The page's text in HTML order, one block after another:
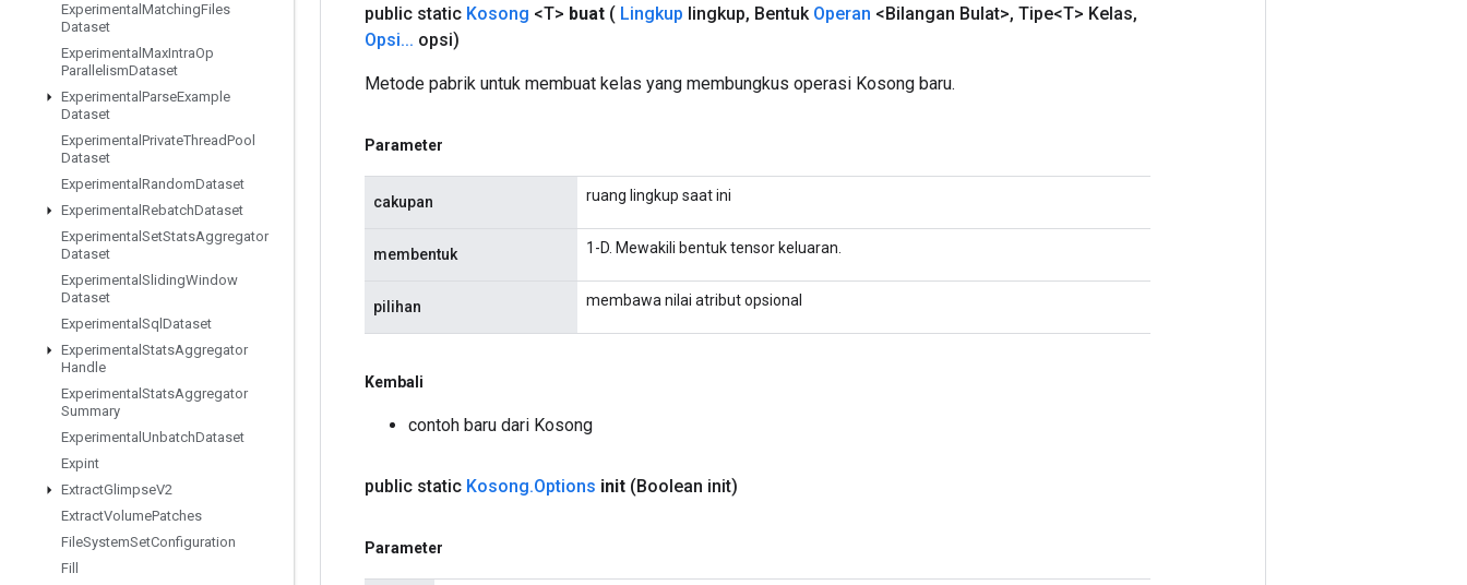
Experimental MatchingFiles
Dataset
Experimental MaxIntraOp
ParallelismDataset
Experimental ParseExample
Dataset
Experimental PrivateThreadPool
Dataset
Experimental RandomDataset
Experimental RebatchDataset
Experimental SetStatsAggregator
Dataset
Experimental SlidingWindow
Dataset
Experimental Sql Dataset
Experimental StatsAggregator
Handle
Experimental StatsAggregator
Summary
Experimental UnbatchDataset
Expint
ExtractGlimpseV2
ExtractVolumePatches
FileSystemSetConfiguration
Fill
public static Kosong <T> buat ( Lingkup lingkup, Bentuk Operan <Bilangan Bulat>, Tipe<T> Kelas,
Opsi... opsi)
Metode pabrik untuk membuat kelas yang membungkus operasi Kosong baru.
Parameter
cakupan ruang lingkup saat ini
membentuk 1-D. Mewakili bentuk tensor keluaran.
pilihan membawa nilai atribut opsional
Kembali
contoh baru dari Kosong
public static Kosong.Options init (Boolean init)
Parameter